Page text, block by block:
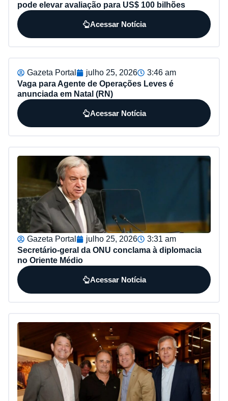
pode elevar avaliação para US$ 100 bilhões
Acessar Notícia
Gazeta Portal julho 25, 2026
3:46 am
Vaga para Agente de Operações Leves é
anunciada em Natal (RN)
Acessar Notícia
Gazeta Portal julho 25, 2026
3:31 am
Secretário-geral da ONU conclama à diplomacia
no Oriente Médio
Acessar Notícia